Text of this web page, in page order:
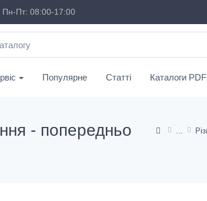
Пн-Пт: 08:00-17:00
Популярне Статті Каталоги PDF
- попередньо